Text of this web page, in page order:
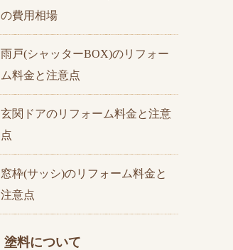
の費用相場
雨戸(シャッターBOX)のリフォー
ム料金と注意点
玄関ドアのリフォーム料金と注意
点
窓枠(サッシ)のリフォーム料金と
注意点
塗料について